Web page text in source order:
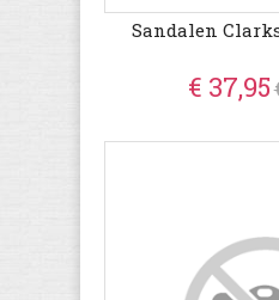
Sandalen
€ 37,95